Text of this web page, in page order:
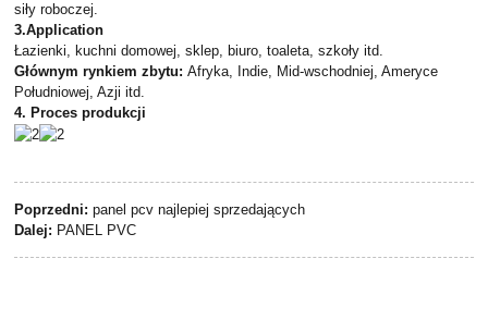
siły roboczej.
3.Application
Łazienki, kuchni domowej, sklep, biuro, toaleta, szkoły itd.
Głównym rynkiem zbytu:Afryka, Indie, Mid-wschodniej, Ameryce
Południowej, Azji itd.
4. Proces produkcji
Poprzedni:panel pcv najlepiej sprzedających
Dalej: PANEL PVC